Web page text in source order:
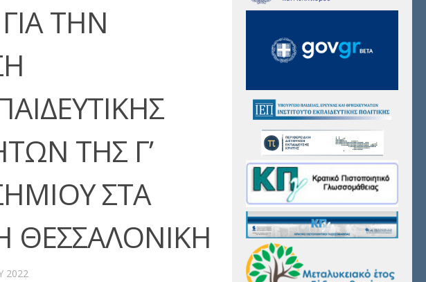
ΤΗΝ
ΤΗΣ Γ’
ΣΤΑ
ΘΕΣΣΑΛΟΝΙΚΗ
2022